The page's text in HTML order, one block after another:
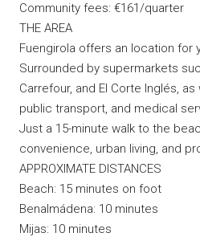
Community fees: €161/quarter
THE AREA
Fuengirola offers an location for
Surrounded by supermarkets
Carrefour, and El Corte Inglés,
public transport, and medical
Just a 15-minute walk to the
convenience, urban living, and
APPROXIMATE DISTANCES
Beach: 15 minutes on foot
Benalmádena: 10 minutes
Mijas: 10 minutes